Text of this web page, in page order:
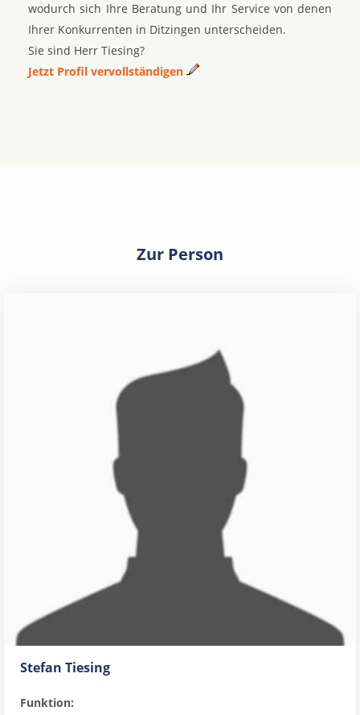
wodurch sich Ihre Beratung und Ihr Service von denen
Ihrer Konkurrenten in Ditzingen unterscheiden.
Sie sind Herr Tiesing?
Jetzt Profil vervollständigen
Zur Person
Stefan Tiesing
Funktion: